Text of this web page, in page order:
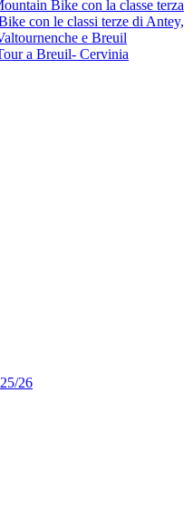
Bike con la classe terza
con le classi terze di Antey,
e Breuil
a Breuil- Cervinia
26